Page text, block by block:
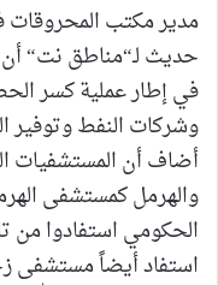
مدير مكتب المحروقات
حديث لـ“مناطق نت“
في إطار عملية كسر
وشركات النفط وتوفير
أضاف أن المستشفيات
والهرمل كمستشفى
الحكومي استفادوا من
استفاد أيضاً مستشفى